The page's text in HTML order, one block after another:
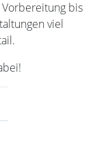
bis
viel